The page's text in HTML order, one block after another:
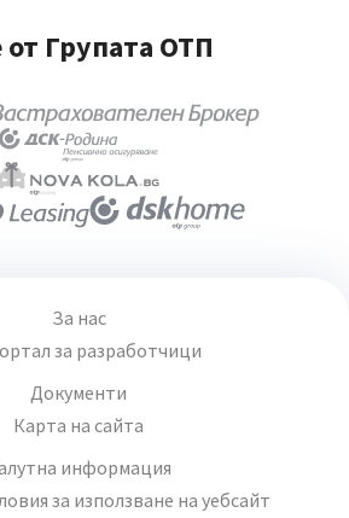
Групата ОТП
За нас
за разработчици
Документи
Карта на сайта
информация
за използване на уебсайт